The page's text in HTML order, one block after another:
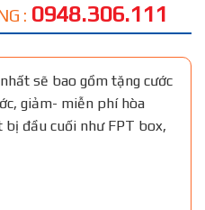
: 0948.306.111
sẽ bao gồm tặng cước
giảm- miễn phí hòa
đầu cuối như FPT box,